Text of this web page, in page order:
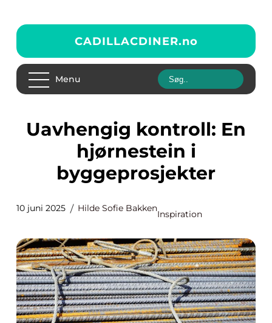
CADILLACDINER.no
Menu
Uavhengig kontroll: En
hjørnestein i
byggeprosjekter
10 juni 2025 Hilde Sofie Bakken
Inspiration